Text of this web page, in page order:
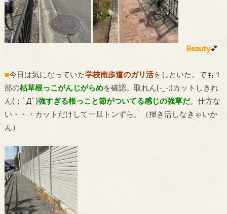
Beauty💕
■今日は気になっていた学校南歩道のガリ活をしといた。でも１
部の枯草根っこがんじがらめを確認。取れん(-_-;)カットしきれ
ん(；ﾟДﾟ)強すぎる根っこと節がついてる感じの強草だ。仕方な
い・・・カットだけして一旦トンずら。（掃き活しなきゃいか
ん）